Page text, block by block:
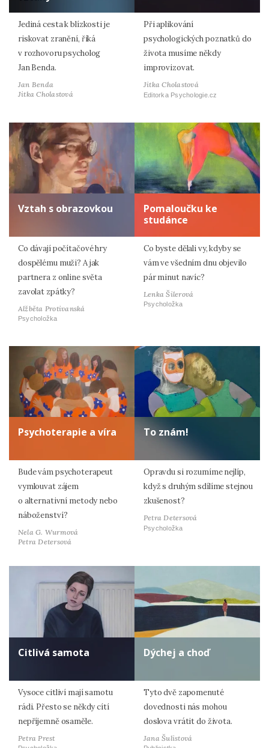
Jediná cesta k blízkosti je
riskovat zranění, říká
v rozhovoru psycholog
Jan Benda.
Jan Benda
Jitka Cholastová
Při aplikování
psychologických poznatků do
života musíme někdy
improvizovat.
Jitka Cholastová
Editorka Psychologie.cz
Vztah s obrazovkou
Co dávají počítačové hry
dospělému muži? A jak
partnera z online světa
zavolat zpátky?
Alžběta Protivanská
Psycholožka
Pomaloučku ke
studánce
Co byste dělali vy, kdyby se
vám ve všedním dnu objevilo
pár minut navíc?
Lenka Šilerová
Psycholožka
Psychoterapie a víra
Bude vám psychoterapeut
vymlouvat zájem
o alternativní metody nebo
náboženství?
Nela G. Wurmová
Petra Detersová
To znám!
Opravdu si rozumíme nejlíp,
když s druhým sdílíme stejnou
zkušenost?
Petra Detersová
Psycholožka
Citlivá samota
Vysoce citliví mají samotu
rádi. Přesto se někdy cítí
nepříjemně osaměle.
Petra Prest
Dýchej a choď
Tyto dvě zapomenuté
dovednosti nás mohou
doslova vrátit do života.
Jana Šulistová